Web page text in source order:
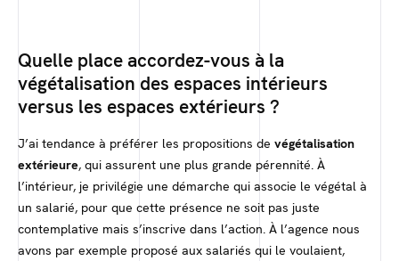
Quelle place accordez-vous à la
végétalisation des espaces intérieurs
versus les espaces extérieurs ?
J’ai tendance à préférer les propositions de végétalisation
extérieure, qui assurent une plus grande pérennité. À
l’intérieur, je privilégie une démarche qui associe le végétal à
un salarié, pour que cette présence ne soit pas juste
contemplative mais s’inscrive dans l’action. À l’agence nous
avons par exemple proposé aux salariés qui le voulaient,